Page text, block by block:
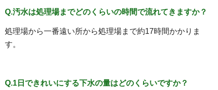
Q.汚水は処理場までどのくらいの時間で流れてきますか？
処理場から一番遠い所から処理場まで約17時間かかりま
す。
Q.1日できれいにする下水の量はどのくらいですか？